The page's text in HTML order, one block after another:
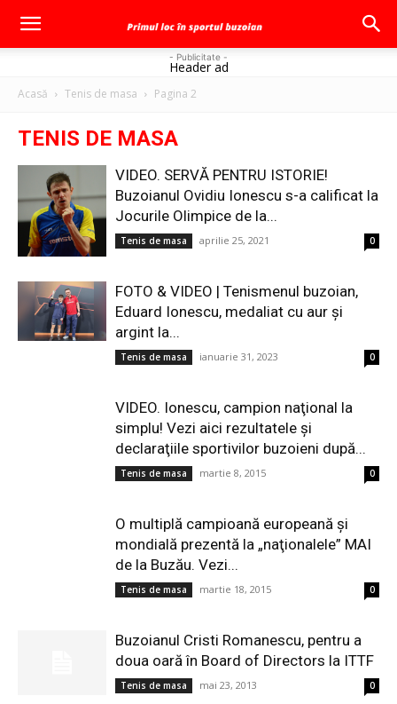
- Publicitate -
Header ad
Acasă Tenis de masa Pagina 2
TENIS DE MASA
VIDEO. SERVĂ PENTRU ISTORIE!
Buzoianul Ovidiu Ionescu s-a calificat la
Jocurile Olimpice de la...
Tenis de masa aprilie 25, 2021 0
FOTO & VIDEO | Tenismenul buzoian,
Eduard Ionescu, medaliat cu aur şi
argint la...
Tenis de masa ianuarie 31, 2023 0
VIDEO. Ionescu, campion naţional la
simplu! Vezi aici rezultatele şi
declaraţiile sportivilor buzoieni după...
Tenis de masa martie 8, 2015 0
O multiplă campioană europeană şi
mondială prezentă la „naţionalele” MAI
de la Buzău. Vezi...
Tenis de masa martie 18, 2015 0
Buzoianul Cristi Romanescu, pentru a
doua oară în Board of Directors la ITTF
Tenis de masa mai 23, 2013 0